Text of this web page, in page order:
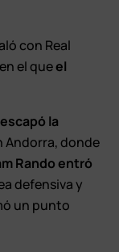
con Real
el queel
la
Andorra, donde
Rando entró
defensiva y
un punto